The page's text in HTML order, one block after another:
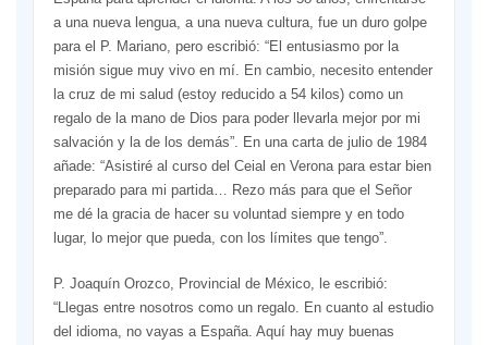
a una nueva lengua, a una nueva cultura, fue un duro golpe
para el P. Mariano, pero escribió: “El entusiasmo por la
misión sigue muy vivo en mí. En cambio, necesito entender
la cruz de mi salud (estoy reducido a 54 kilos) como un
regalo de la mano de Dios para poder llevarla mejor por mi
salvación y la de los demás”. En una carta de julio de 1984
añade: “Asistiré al curso del Ceial en Verona para estar bien
preparado para mi partida… Rezo más para que el Señor
me dé la gracia de hacer su voluntad siempre y en todo
lugar, lo mejor que pueda, con los límites que tengo”.
P. Joaquín Orozco, Provincial de México, le escribió:
“Llegas entre nosotros como un regalo. En cuanto al estudio
del idioma, no vayas a España. Aquí hay muy buenas